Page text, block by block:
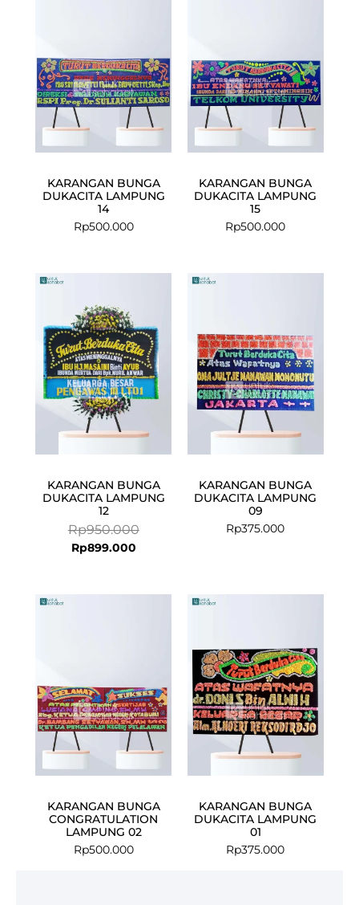
KARANGAN BUNGA
DUKACITA LAMPUNG
14
Rp500.000
KARANGAN BUNGA
DUKACITA LAMPUNG
15
Rp500.000
KARANGAN BUNGA
DUKACITA LAMPUNG
12
Rp950.000
Rp950.000.
Rp899.000
Rp899.000.
KARANGAN BUNGA
DUKACITA LAMPUNG
09
Rp375.000
KARANGAN BUNGA
CONGRATULATION
LAMPUNG 02
Rp500.000
KARANGAN BUNGA
DUKACITA LAMPUNG
01
Rp375.000